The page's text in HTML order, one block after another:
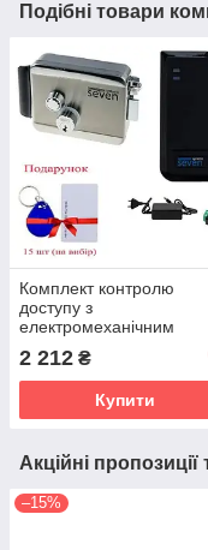
Подібні товари
Комплект контролю
доступу з
електромеханічним
замком SEVEN LOCK
7809 (Україна)
2 212 ₴
Купити
Акційні
–15%